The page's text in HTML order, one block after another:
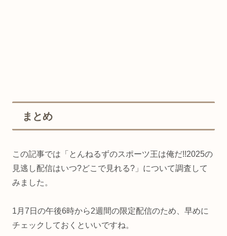
まとめ
この記事では「とんねるずのスポーツ王は俺だ!!2025の
見逃し配信はいつ?どこで見れる?」について調査して
みました。
1月7日の午後6時から2週間の限定配信のため、早めに
チェックしておくといいですね。